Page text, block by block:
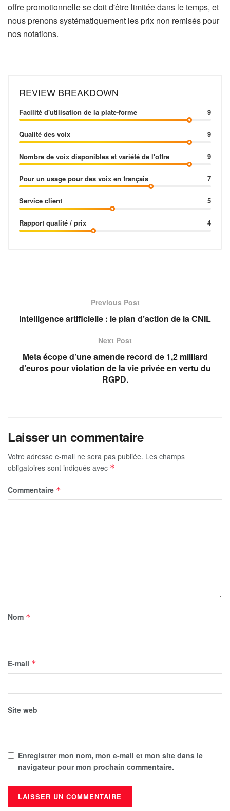
offre promotionnelle se doit d'être limitée dans le temps, et
nous prenons systématiquement les prix non remisés pour
nos notations.
REVIEW BREAKDOWN
Facilité d'utilisation de la plate-forme 9
Qualité des voix 9
Nombre de voix disponibles et variété de l'offre 9
Pour un usage pour des voix en français 7
Service client 5
Rapport qualité / prix 4
Previous Post
Intelligence artificielle : le plan d’action de la CNIL
Next Post
Meta écope d’une amende record de 1,2 milliard
d’euros pour violation de la vie privée en vertu du
RGPD.
Laisser un commentaire
Votre adresse e-mail ne sera pas publiée. Les champs
obligatoires sont indiqués avec *
Commentaire *
Nom *
E-mail *
Site web
Enregistrer mon nom, mon e-mail et mon site dans le
navigateur pour mon prochain commentaire.